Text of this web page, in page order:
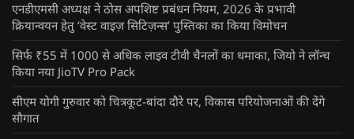
एनडीएमसी अध्यक्ष ने ठोस अपशिष्ट प्रबंधन नियम, 2026 के प्रभावी
क्रियान्वयन हेतु ‘वेस्ट वाइज़ सिटिज़न्स’ पुस्तिका का किया विमोचन
सिर्फ ₹55 में 1000 से अधिक लाइव टीवी चैनलों का धमाका, जियो ने लॉन्च
किया नया JioTV Pro Pack
सीएम योगी गुरुवार को चित्रकूट-बांदा दौरे पर, विकास परियोजनाओं की देंगे
सौगात